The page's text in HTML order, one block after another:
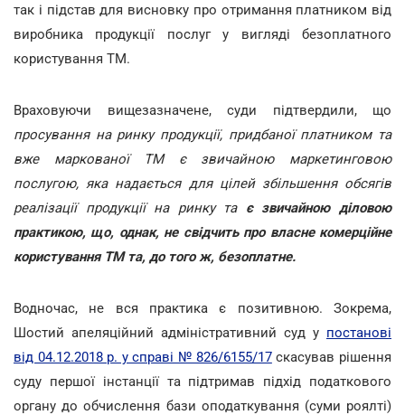
так і підстав для висновку про отримання платником від
виробника продукції послуг у вигляді безоплатного
користування ТМ.
Враховуючи вищезазначене, суди підтвердили, що
просування на ринку продукції, придбаної платником та
вже маркованої ТМ є звичайною маркетинговою
послугою, яка надається для цілей збільшення обсягів
реалізації продукції на ринку та є звичайною діловою
практикою, що, однак, не свідчить про власне комерційне
користування ТМ та, до того ж, безоплатне.
Водночас, не вся практика є позитивною. Зокрема,
Шостий апеляційний адміністративний суд у постанові
від 04.12.2018 р. у справі № 826/6155/17скасував рішення
суду першої інстанції та підтримав підхід податкового
органу до обчислення бази оподаткування (суми роялті)